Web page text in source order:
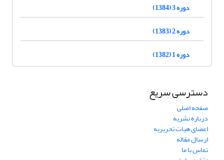
دوره 3 (1384)
دوره 2 (1383)
دوره 1 (1382)
دسترسی سریع
صفحه اصلی
درباره نشریه
اعضای هیات تحریریه
ارسال مقاله
تماس با ما